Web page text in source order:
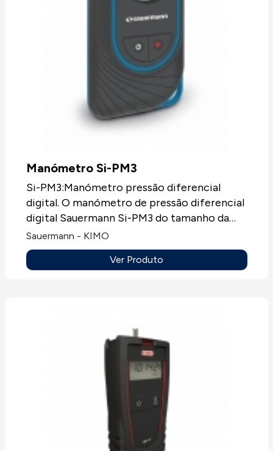
Manómetro Si-PM3
Si-PM3:Manómetro pressão diferencial
digital. O manómetro de pressão diferencial
digital Sauermann Si-PM3 do tamanho da
palma da mão mede facilmente a pressão.
Sauermann - KIMO
Ver Produto